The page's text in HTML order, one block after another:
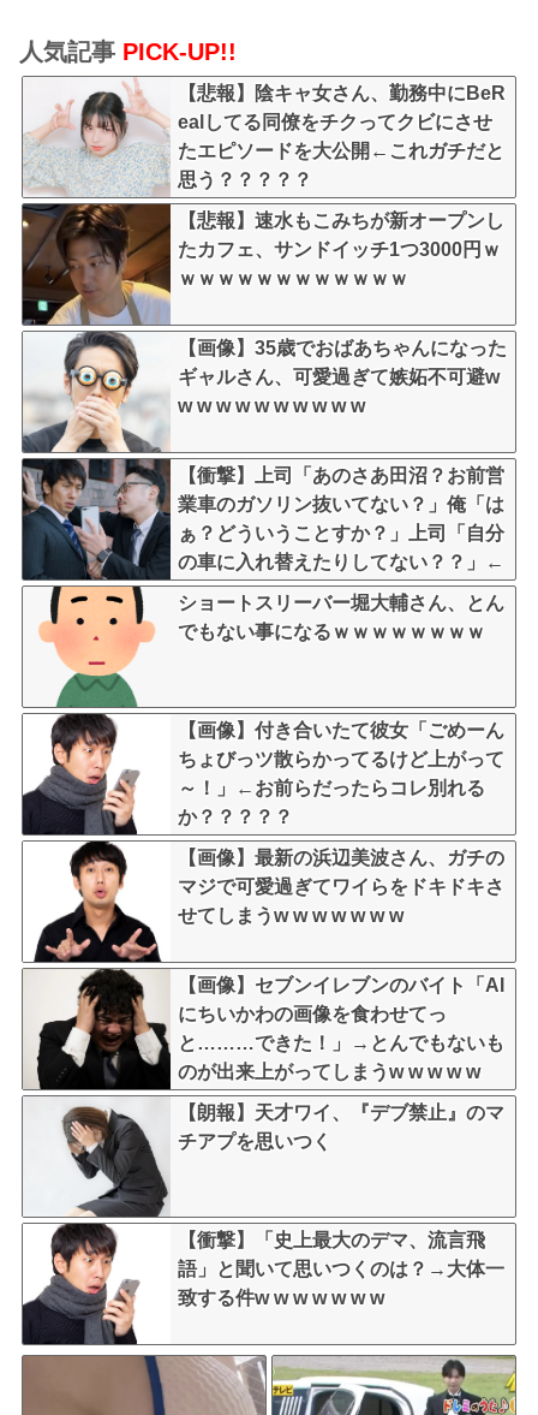
人気記事 PICK-UP!!
【悲報】陰キャ女さん、勤務中にBeR
ealしてる同僚をチクってクビにさせ
たエピソードを大公開←これガチだと
思う？？？？？
【悲報】速水もこみちが新オープンし
たカフェ、サンドイッチ1つ3000円ｗ
ｗｗｗｗｗｗｗｗｗｗｗｗ
【画像】35歳でおばあちゃんになった
ギャルさん、可愛過ぎて嫉妬不可避w
w w w w w w w w w w
【衝撃】上司「あのさあ田沼？お前営
業車のガソリン抜いてない？」俺「は
ぁ？どういうことすか？」上司「自分
の車に入れ替えたりしてない？？」←
これw w w w w w
ショートスリーバー堀大輔さん、とん
でもない事になるｗｗｗｗｗｗｗｗ
【画像】付き合いたて彼女「ごめーん
ちょびっツ散らかってるけど上がって
～！」←お前らだったらコレ別れる
か？？？？？
【画像】最新の浜辺美波さん、ガチの
マジで可愛過ぎてワイらをドキドキさ
せてしまうw w w w w w w
【画像】セブンイレブンのバイト「AI
にちいかわの画像を食わせてっ
と………できた！」→とんでもないも
のが出来上がってしまうw w w w w
【朗報】天才ワイ、『デブ禁止』のマ
チアプを思いつく
【衝撃】「史上最大のデマ、流言飛
語」と聞いて思いつくのは？→大体一
致する件w w w w w w w